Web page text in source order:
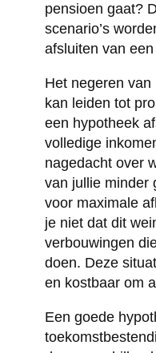
pensioen gaat?
scenario’s
afsluiten van
Het negeren
kan leiden tot
een hypotheek
volledige
nagedacht over
van jullie minder
voor maximale
je niet dat dit
verbouwingen
doen. Deze
en kostbaar om
Een goede